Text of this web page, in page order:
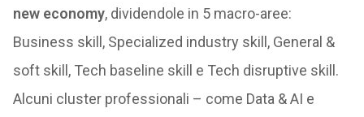
new economy, dividendole in 5 macro-aree:
Business skill, Specialized industry skill, General &
soft skill, Tech baseline skill e Tech disruptive skill.
Alcuni cluster professionali – come Data & AI e